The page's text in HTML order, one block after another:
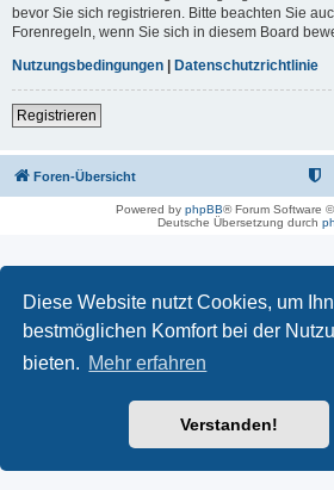
Diese Website nutzt Cookies, um
bestmöglichen Komfort bei der
bieten. Mehr erfahren
Verstanden!
bevor Sie sich registrieren. Bitte beachten Sie
Forenregeln, wenn Sie sich in diesem Board
Nutzungsbedingungen | Datenschutzrichtlinie
Registrieren
Foren-Übersicht
Powered by phpBB® Forum Software
Deutsche Übersetzung durch